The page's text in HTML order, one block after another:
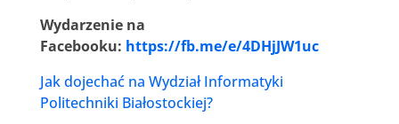
Wydarzenie na
Facebooku: https://fb.me/e/4DHjJW1uc
Jak dojechać na Wydział Informatyki
Politechniki Białostockiej?